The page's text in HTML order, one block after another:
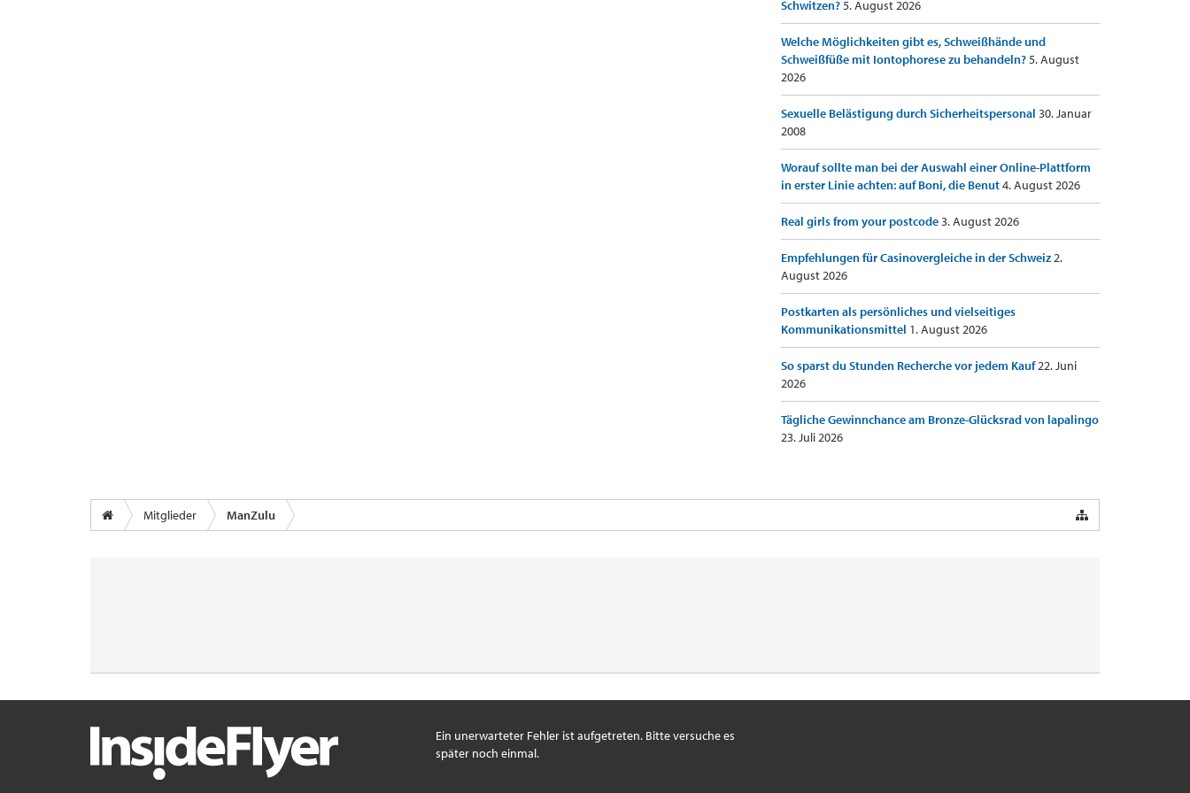
Schwitzen?5. August 2026
Welche Möglichkeiten gibt es, Schweißhände und
Schweißfüße mit Iontophorese zu behandeln?5. August
2026
Sexuelle Belästigung durch Sicherheitspersonal 30. Januar
2008
Worauf sollte man bei der Auswahl einer Online-Plattform
in erster Linie achten: auf Boni, die Benut4. August 2026
Real girls from your postcode3. August 2026
Empfehlungen für Casinovergleiche in der Schweiz2.
August 2026
Postkarten als persönliches und vielseitiges
Kommunikationsmittel 1. August 2026
So sparst du Stunden Recherche vor jedem Kauf22. Juni
2026
Tägliche Gewinnchance am Bronze-Glücksrad von lapalingo
23. Juli 2026
Mitglieder ManZulu
Ein unerwarteter Fehler ist aufgetreten. Bitte versuche es
später noch einmal.